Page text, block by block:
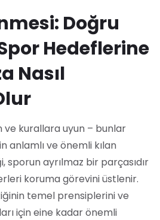
Doğru
Hedeflerine
Nasıl
ve kurallara uyun – bunlar
anlamlı ve önemli kılan
sporun ayrılmaz bir parçasıdır
koruma görevini üstlenir.
temel prensiplerini ve
için eine kadar önemli